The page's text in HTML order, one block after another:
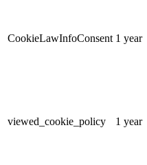
CookieLawInfoConsent 1 year
viewed_cookie_policy 1 year